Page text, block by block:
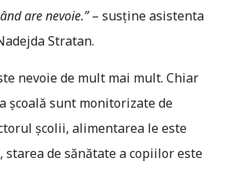
are nevoie.”– susține asistenta
Stratan.
nevoie de mult mai mult. Chiar
școală sunt monitorizate de
școlii, alimentarea le este
starea de sănătate a copiilor este